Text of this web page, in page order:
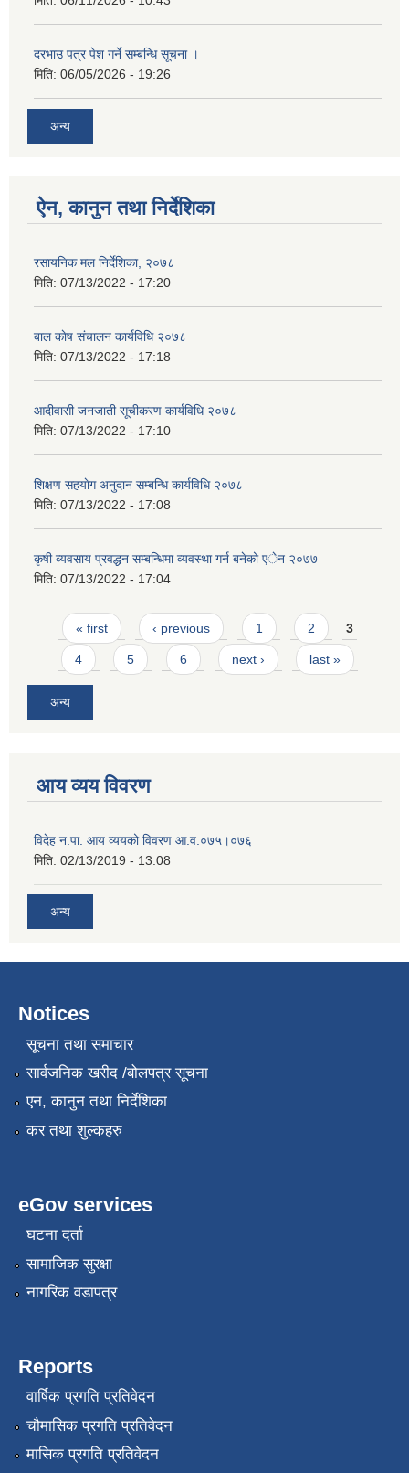
दरभाउ पत्र पेश गर्ने सम्बन्धि सूचना ।
मिति: 06/05/2026 - 19:26
अन्य
ऐन, कानुन तथा निर्देशिका
रसायनिक मल निर्देशिका, २०७८
मिति: 07/13/2022 - 17:20
बाल काेष संचालन कार्यविधि २०७८
मिति: 07/13/2022 - 17:18
आदीवासी जनजाती सूचीकरण कार्यविधि २०७८
मिति: 07/13/2022 - 17:10
शिक्षण सहयाेग अनुदान सम्बन्धि कार्यविधि २०७८
मिति: 07/13/2022 - 17:08
कृषी व्यवसाय प्रवद्धन सम्बन्धिमा व्यवस्था गर्न बनेको एेन २०७७
मिति: 07/13/2022 - 17:04
Pages
« first ‹ previous 1 2 3
4 5 6 next › last »
अन्य
आय व्यय विवरण
विदेह न.पा. आय व्ययको विवरण आ.व.०७५।०७६
मिति: 02/13/2019 - 13:08
अन्य
Notices
सूचना तथा समाचार
सार्वजनिक खरीद /बोलपत्र सूचना
एन, कानुन तथा निर्देशिका
कर तथा शुल्कहरु
eGov services
घटना दर्ता
सामाजिक सुरक्षा
नागरिक वडापत्र
Reports
वार्षिक प्रगति प्रतिवेदन
चौमासिक प्रगति प्रतिवेदन
मासिक प्रगति प्रतिवेदन